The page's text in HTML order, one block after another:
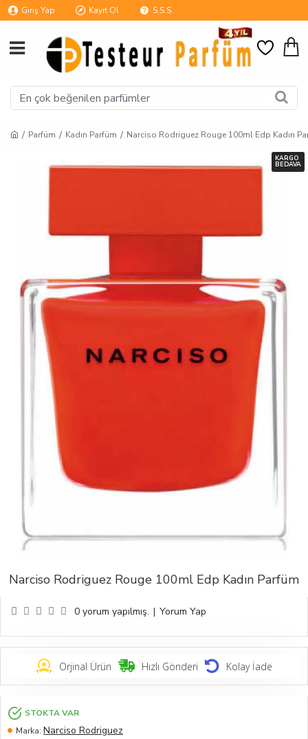
Giriş Yap Kayıt Ol S.S.S.
Parfüm Kadın Parfüm Narciso Rodriguez Rouge 100ml Edp Kadın
KARGO
BEDAVA
Narciso Rodriguez Rouge 100ml Edp Kadın Parfüm
Orjinal Ürün Hızlı Gönderi Kolay İade
0 yorum yapılmış. | Yorum Yap
STOKTA VAR
Marka: Narciso Rodriguez